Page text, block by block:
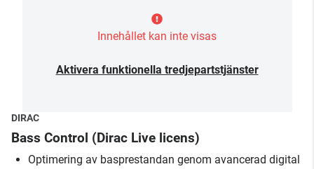
Innehållet kan inte visas
Aktivera funktionella tredjepartstjänster
DIRAC
Bass Control (Dirac Live licens)
Optimering av basprestandan genom avancerad digital